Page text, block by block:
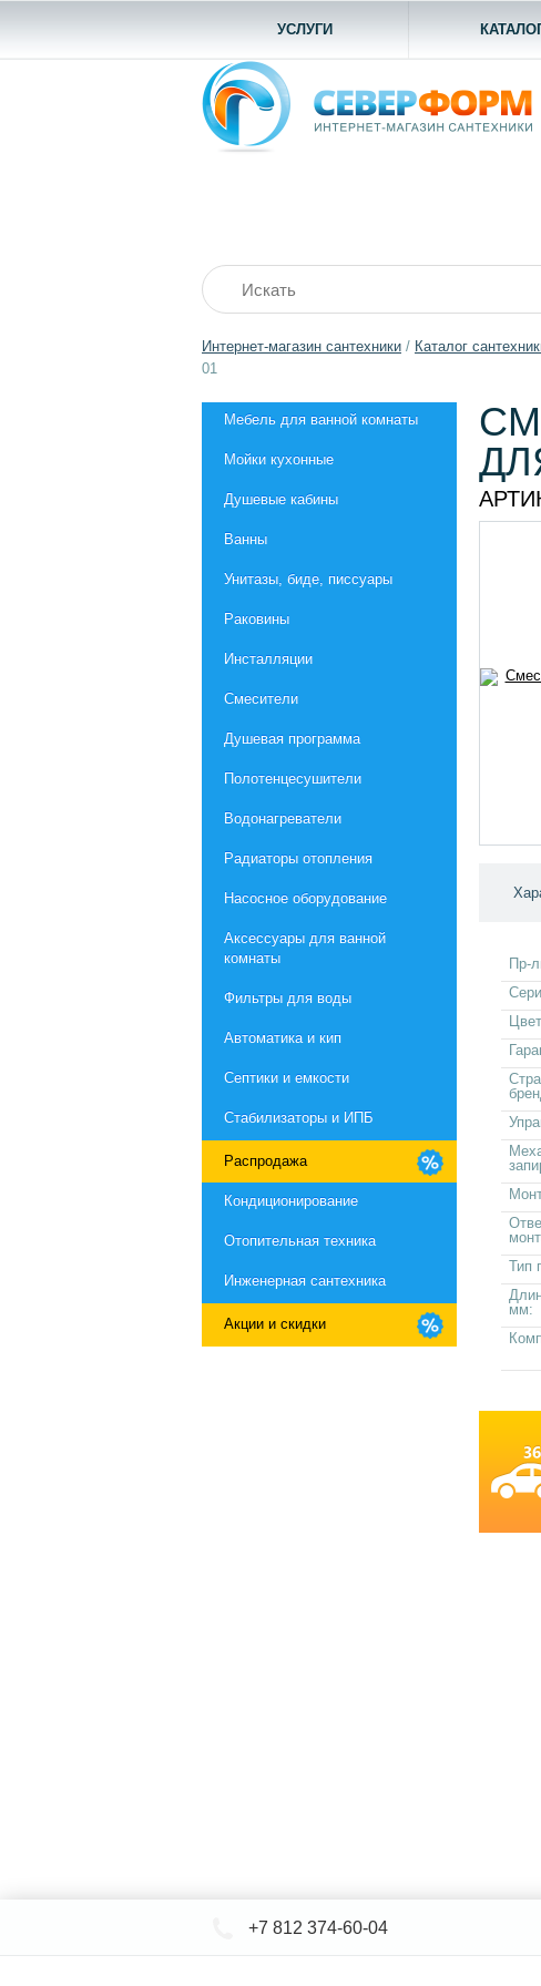
УСЛУГИ
Интернет-магазин сантехники / Каталог
01
Мебель для ванной комнаты
Мойки кухонные
Душевые кабины
Ванны
Унитазы, биде, писсуары
Раковины
Инсталляции
Смесители
Душевая программа
Полотенцесушители
Водонагреватели
Радиаторы отопления
Насосное оборудование
Aксессуары для ванной
комнаты
Фильтры для воды
Автоматика и кип
Септики и емкости
Стабилизаторы и ИПБ
Распродажа
Кондиционирование
Отопительная техника
Инженерная сантехника
Акции и скидки
Пр-
Тип
мм:
+7 812 374-60-04